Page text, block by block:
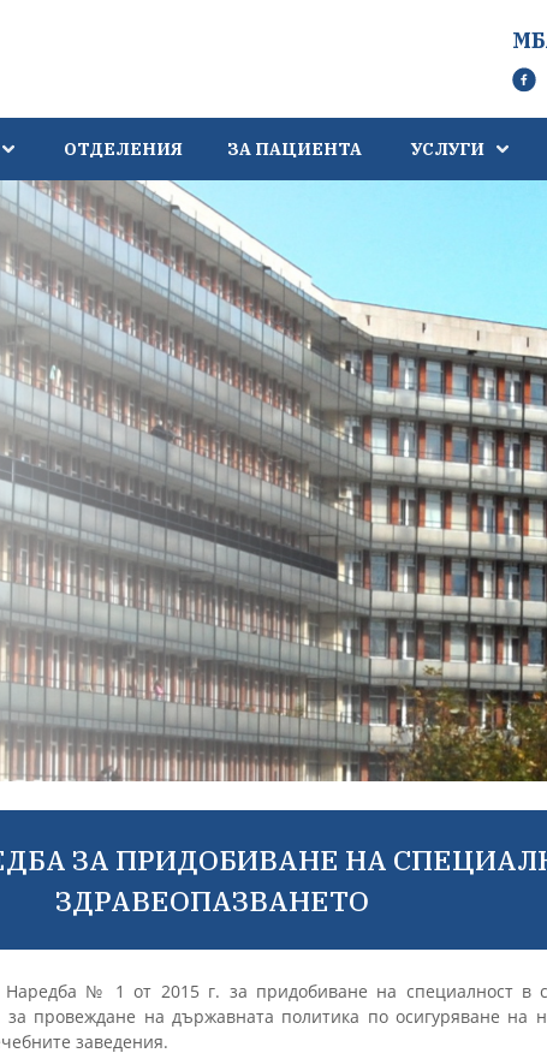
ОТДЕЛЕНИЯ ЗА ПАЦИЕНТА УСЛУГИ
ЗА ПРИДОБИВАНЕ НА
ЗДРАВЕОПАЗВАНЕТО
№ 1 от 2015 г. за придобиване на специалност в
провеждане на държавната политика по осигуряване на
заведения.